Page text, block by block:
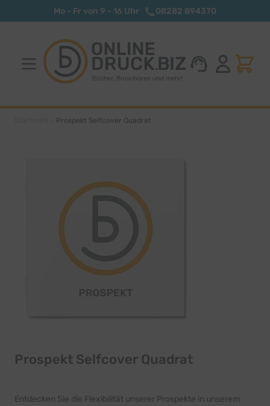
Zum Inhalt springenMo - Fr von 9 - 16 Uhr 08282 894370
Prospekt Selfcover Quadrat
Prospekt Selfcover Quadrat
Entdecken Sie die Flexibilität unserer Prospekte in unserem